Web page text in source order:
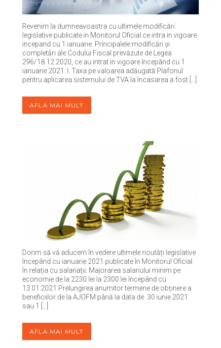
Revenim la dumneavoastra cu ultimele modificări
legislative publicate in Monitorul Oficial ce intra in vigoare
incepand cu 1 ianuarie. Principalele modificări și
completări ale Codului Fiscal prevăzute de Legea
296/18.12.2020, ce au intrat in vigoare începând cu 1
ianuarie 2021: I. Taxa pe valoarea adăugată Plafonul
pentru aplicarea sistemului de TVA la încasarea a fost […]
AFLA MAI MULT
Dorim să vă aducem în vedere ultimele noutăți legislative
începând cu ianuarie 2021 publicate în Monitorul Oficial
în relația cu salariații: Majorarea salariului minim pe
economie de la 2230 lei la 2300 lei începând cu
13.01.2021 Prelungirea anumitor termene de obținere a
beneficiilor de la AJOFM până la data de 30 iunie 2021
sau 1 […]
AFLA MAI MULT